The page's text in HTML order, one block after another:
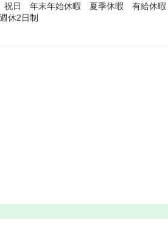
日 年末年始休暇 夏季休暇 有給休
休2日制